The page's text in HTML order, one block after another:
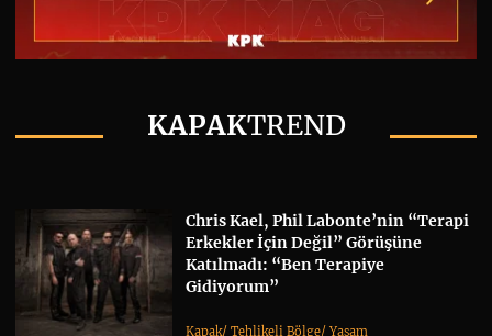
KAPAKTREND
Chris Kael, Phil Labonte’nin “Terapi
Erkekler İçin Değil” Görüşüne
Katılmadı: “Ben Terapiye
Gidiyorum”
Kapak/Tehlikeli Bölge/Yaşam